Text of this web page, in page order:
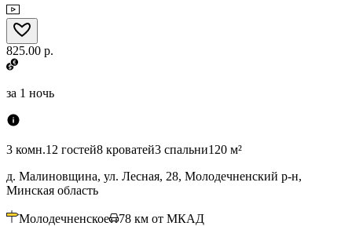
825.00 р.
за 1 ночь
3 комн.12 гостей8 кроватей3 спальни120 м²
д. Малиновщина, ул. Лесная, 28, Молодечненский р-н,
Минская область
Молодечненское 78 км от МКАД